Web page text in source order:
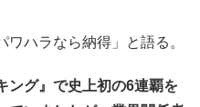
ハラなら納得」と語る。
ング』で史上初の6連覇を